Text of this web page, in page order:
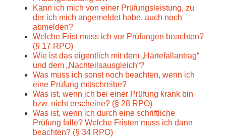
Kann ich mich von einer Prüfungsleistung, zu
der ich mich angemeldet habe, auch noch
abmelden?
Welche Frist muss ich vor Prüfungen beachten?
(§ 17 RPO)
Wie ist das eigentlich mit dem „Härtefallantrag“
und dem „Nachteilsausgleich“?
Was muss ich sonst noch beachten, wenn ich
eine Prüfung mitschreibe?
Was ist, wenn ich bei einer Prüfung krank bin
bzw. nicht erscheine? (§ 28 RPO)
Was ist, wenn ich durch eine schriftliche
Prüfung falle? Welche Fristen muss ich dann
beachten? (§ 34 RPO)